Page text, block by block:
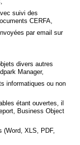
suivi des
CERFA,
par email sur
divers autres
Manager,
informatiques ou non
étant ouvertes, il
Business Object
XLS, PDF,